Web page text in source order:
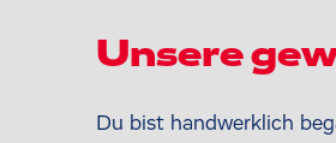
Unsere
Du bist handwerklich